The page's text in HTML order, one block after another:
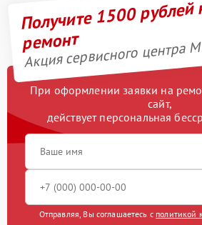
Получите 1500 рублей
ремонт
Акция сервисного центра
При оформлении заявки на
сайт,
действует персональная
Отправляя, Вы соглашаетесь с политикой